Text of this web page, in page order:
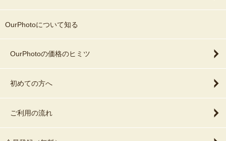
OurPhotoについて知る
OurPhotoの価格のヒミツ
初めての方へ
ご利用の流れ